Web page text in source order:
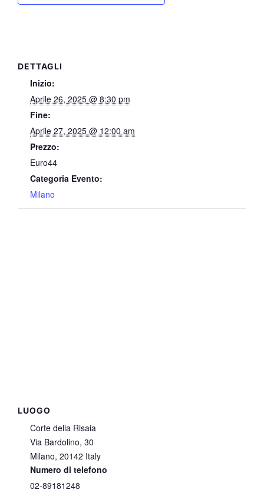
DETTAGLI
Inizio:
Aprile 26, 2025 @ 8:30 pm
Fine:
Aprile 27, 2025 @ 12:00 am
Prezzo:
Euro44
Categoria Evento:
Milano
LUOGO
Corte della Risaia
Via Bardolino, 30
Milano, 20142 Italy
Numero di telefono
02-89181248